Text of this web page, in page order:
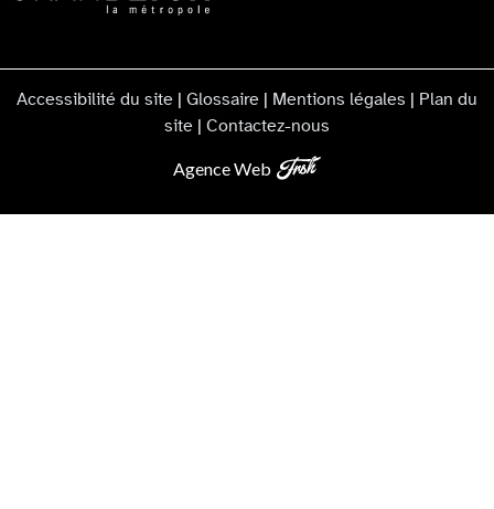
Accessibilité du site Glossaire Mentions légales
Plan du
site
Contactez-nous
Agence Web